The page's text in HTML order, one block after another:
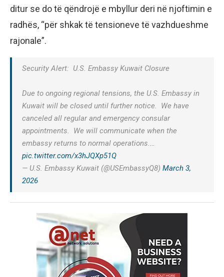
ditur se do të qëndrojë e mbyllur deri në njoftimin e
radhës, “për shkak të tensioneve të vazhdueshme
rajonale”.
Security Alert: U.S. Embassy Kuwait Closure
Due to ongoing regional tensions, the U.S. Embassy in
Kuwait will be closed until further notice. We have
canceled all regular and emergency consular
appointments. We will communicate when the
embassy returns to normal operations.…
pic.twitter.com/x3hJQXp51Q
— U.S. Embassy Kuwait (@USEmbassyQ8) March 3,
2026